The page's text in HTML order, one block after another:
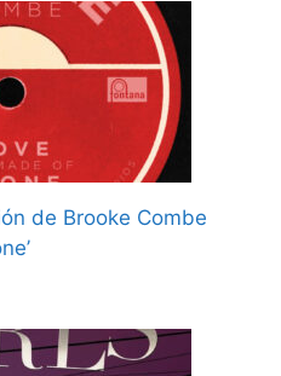
de Brooke Combe